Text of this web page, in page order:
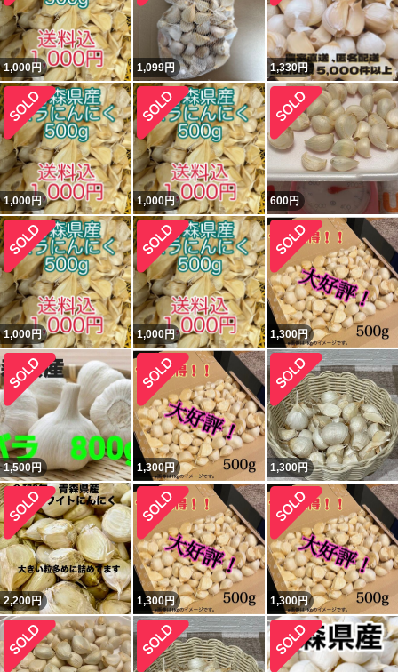
1,000円 1,099円 1,330円
1,000円 1,000円 600円
1,000円 1,000円 1,300円
1,500円 1,300円 1,300円
2,200円 1,300円 1,300円